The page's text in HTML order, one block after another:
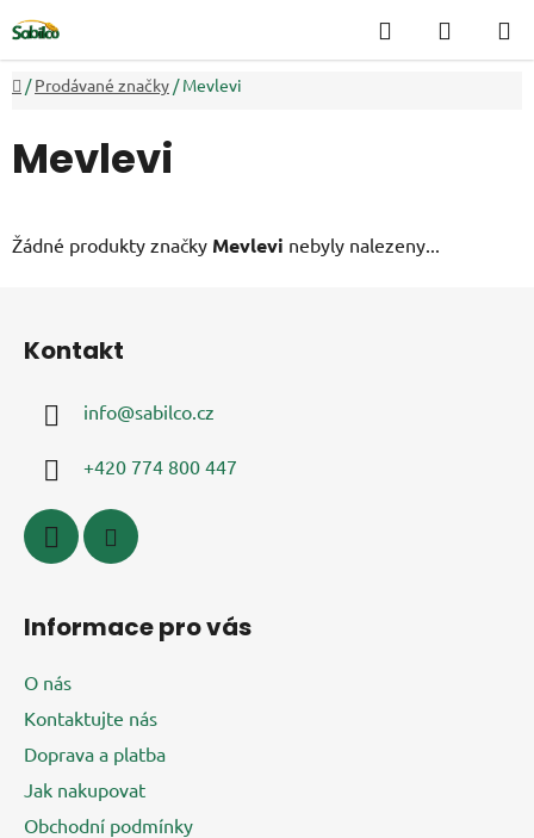
na
obsah
Hledat
KOŠÍK
Domů
/ Prodávané značky / Mevlevi
Mevlevi
Žádné produkty značky Mevlevi nebyly nalezeny...
Kontakt
info@sabilco.cz
+420 774 800 447
Informace pro vás
O nás
Kontaktujte nás
Doprava a platba
Jak nakupovat
Obchodní podmínky